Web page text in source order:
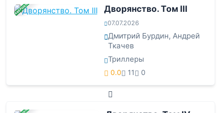
ЗАВЕРШЕНА Дворянство. Том III
07.07.2026
Дмитрий Бурдин, Андрей
Ткачев
Триллеры
0.0 11 0